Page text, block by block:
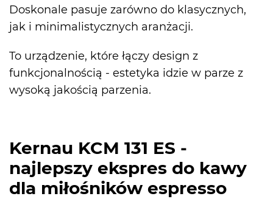
Doskonale pasuje zarówno do klasycznych,
jak i minimalistycznych aranżacji.
To urządzenie, które łączy design z
funkcjonalnością - estetyka idzie w parze z
wysoką jakością parzenia.
Kernau KCM 131 ES -
najlepszy ekspres do kawy
dla miłośników espresso